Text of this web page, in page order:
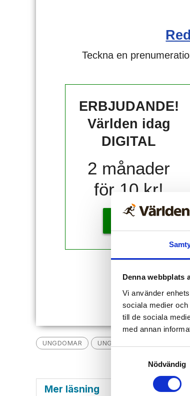
Denna webbplats
Vi använder
sociala medier
till de sociala
med annan
Samtyckesval
Nödvändig
Teckna en
ERBJUDANDE!
Världen idag
DIGITAL
2 månader
för 10 kr!
UNGDOMAR UNGDOMSBROTTSLIGHET
Mer läsning